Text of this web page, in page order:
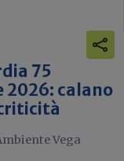
75
calano
Vega